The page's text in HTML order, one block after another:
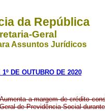
da República
Geral
Assuntos Jurídicos
DE OUTUBRO DE 2020
Aumenta a margem de crédito
Geral de Previdência Social